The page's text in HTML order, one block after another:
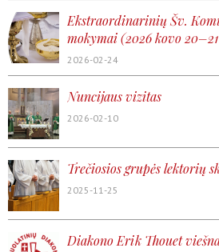
Ekstraordinarinių Šv.
mokymai (2026 kovo
2026-02-24
Nuncijaus vizitas
2026-02-10
Trečiosios grupės lektorių
2025-11-25
Diakono Erik Thouet